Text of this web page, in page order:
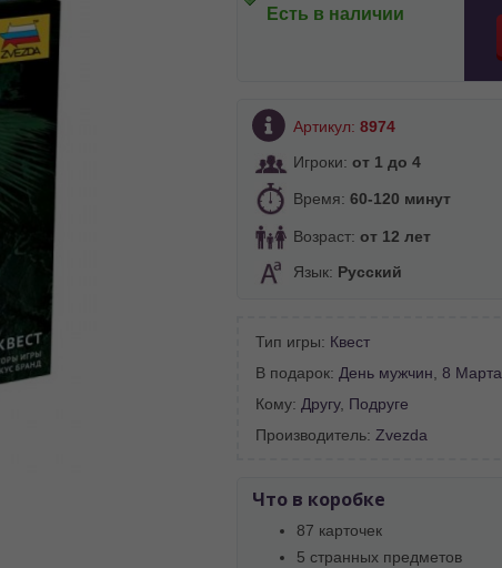
Есть в наличии
Артикул: 8974
Игроки: от 1 до 4
Время: 60-120 минут
Возраст: от 12 лет
Язык: Русский
Тип игры: Квест
В подарок: День мужчин 8 Марта
Кому: Другу, Подруге
Производитель: Zvezda
Что в коробке
87 карточек
5 странных предметов
сделать в